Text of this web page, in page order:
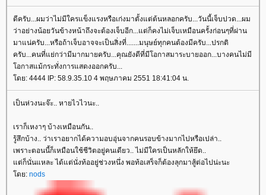
ดีครับ...ผมว่าไม่มีใครแข็งแรงหรือเก่งมาตั้งแต่ต้นหลอกครับ...วันนี้เจ็บปวด...ผม
ว่าอย่างน้อยวันข้างหน้าถึงจะต้องเจ็บอีก...แต่ก็คงไม่เจ็บเหมือนครั้งก่อนๆที่ผ่าน
มาแน่ครับ...หรือถ้าเจ็บอาจจะเป็นสิ่งที่.......มนุษย์ทุกคนต้องมีครับ...ปรกติ
ครับ...คนที่แย่กว่ามีมากมายครับ...คุณยังดีที่มีโอกาสมาระบายออก...บางคนไม่มี
อกาสแม้กระทั่งการแสดงออกครับ...
ดย: 4444 IP: 58.9.35.10 4 พฤษภาคม 2551 18:41:04 น.
เป็นห่วงนะจ๊ะ.. หายไวไวนะ..
เราก็เหงาๆ บ้างเหมือนกัน..
รู้สึกบ้าง.. ว่าเราอยากได้ความอบอุ่นจากคนรอบข้างมากไปหรือเปล่า..
เพราะตอนนี้ก็เหมือนใช้ชีวิตอยู่คนเดียว.. ไม่มีใครเป็นหลักให้ยึด..
ต่ก็นั่นแหละ ได้แต่นั่งท้ออยู่ช่วงหนึ่ง พอท้อเสร็จก็ต้องลุกมาสู้ต่อไปน่ะนะ
ดย: nods